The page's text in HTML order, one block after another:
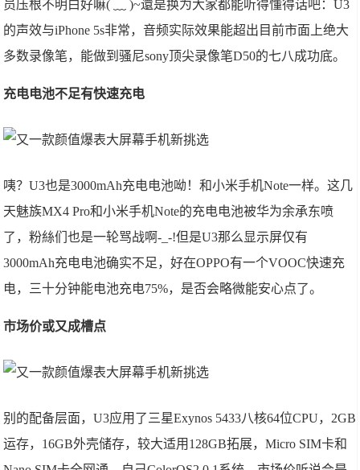
员压根不明白好嘛( ﹏ )~還是换为大家都能听得懂得话吧：U3
的声效与iPhone 5s非常，音频实际效果能超出目前市面上绝大
多数录像笔，能做到骚尼sony顶尖录像笔D50的七八成功底。
充电电池不足有快速充电
咦？U3也是3000mAh充电电池呦！和小米手机Note一样。这几
天魅族MX4 Pro和小米手机Note的充电电池被华为余承东喷
了，粉絲们也是一轮骂战啊-_-!但是U3那么显示屏仅有
3000mAh充电电池确实不足，好在OPPO有一个VOOC快速充
电，三十分钟能电池充电75%，是否会略微能安心点了。
市场价或又成槽点
别的配备层面，U3应用了三星Exynos 5433八核64位CPU，2GB
运存，16GB外壳储存，较大适用128GB拓展，Micro SIM卡和